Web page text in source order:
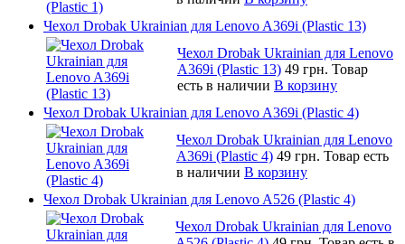
Чехол Drobak Ukrainian для Lenovo A369i (Plastic 13)
Чехол Drobak Ukrainian для Lenovo
A369i (Plastic 13) 49 грн. Товар
есть в наличии В корзину
Чехол Drobak Ukrainian для Lenovo A369i (Plastic 4)
Чехол Drobak Ukrainian для Lenovo
A369i (Plastic 4) 49 грн. Товар есть
в наличии В корзину
Чехол Drobak Ukrainian для Lenovo A526 (Plastic 4)
Чехол Drobak Ukrainian для Lenovo